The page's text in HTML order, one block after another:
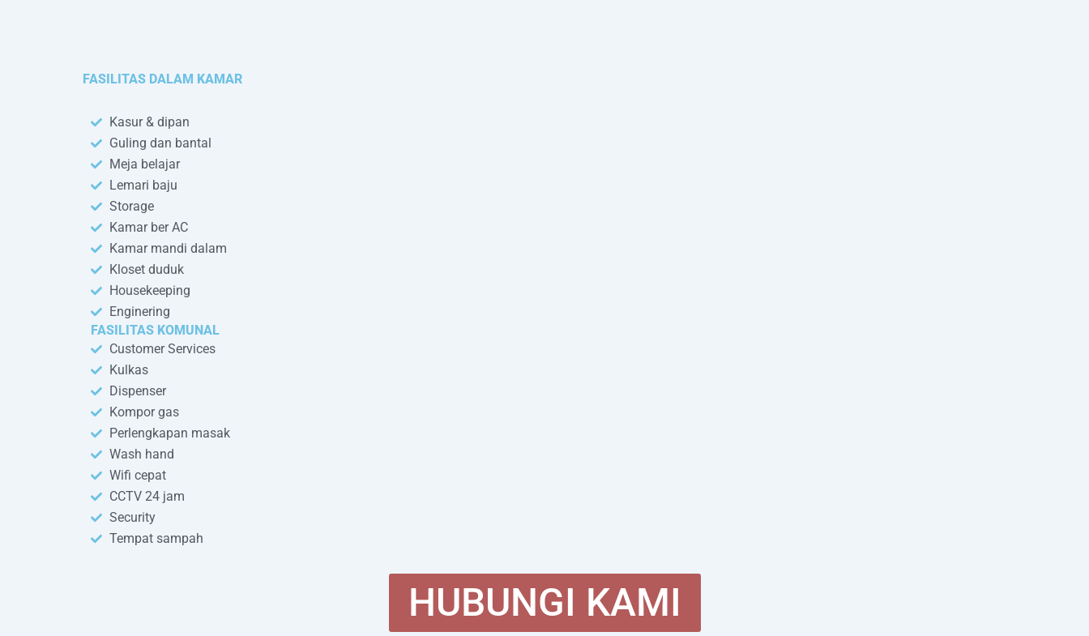
FASILITAS DALAM KAMAR
Kasur & dipan
Guling dan bantal
Meja belajar
Lemari baju
Storage
Kamar ber AC
Kamar mandi dalam
Kloset duduk
Housekeeping
Enginering
FASILITAS KOMUNAL
Customer Services
Kulkas
Dispenser
Kompor gas
Perlengkapan masak
Wash hand
Wifi cepat
CCTV 24 jam
Security
Tempat sampah
HUBUNGI KAMI